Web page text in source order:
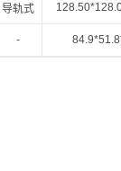
导轨式
-